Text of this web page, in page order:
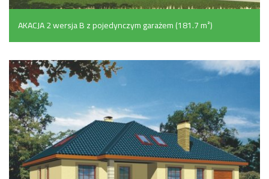
AKACJA 2 wersja B z pojedynczym garażem (181.7 m²)